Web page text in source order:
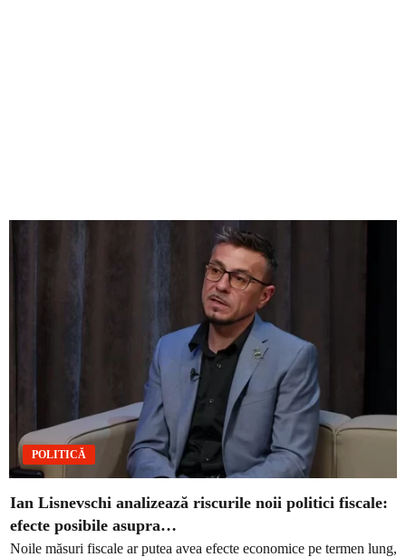
POLITICĂ
Ian Lisnevschi analizează riscurile noii politici fiscale:
efecte posibile asupra…
Noile măsuri fiscale ar putea avea efecte economice pe termen lung,